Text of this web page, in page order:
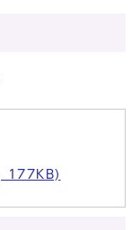
177KB)